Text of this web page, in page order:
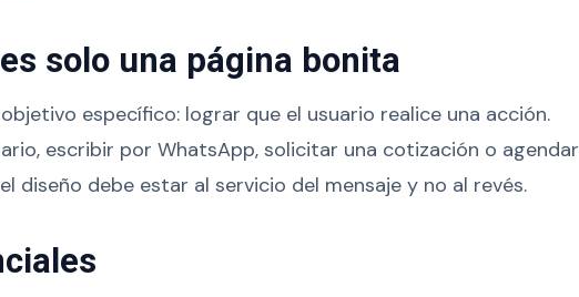
solo una página bonita
específico: lograr que el usuario realice una acción.
escribir por WhatsApp, solicitar una cotización o agendar
diseño debe estar al servicio del mensaje y no al revés.